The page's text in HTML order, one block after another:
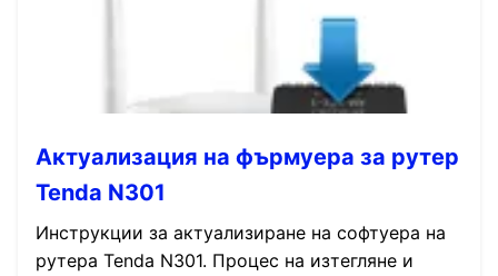
Актуализация на фърмуера за рутер
Tenda N301
Инструкции за актуализиране на софтуера на
рутера Tenda N301. Процес на изтегляне и